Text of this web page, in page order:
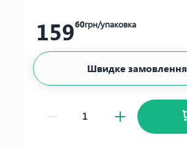
15960грн/упаковка
Швидке замовлення